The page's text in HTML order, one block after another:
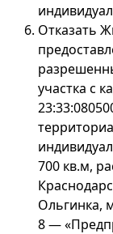
Отказать
участка с
700 кв.м,
Ольгинка,
8 —